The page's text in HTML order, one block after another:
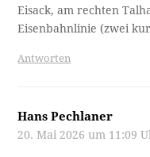
Eisack, am rechten
Eisenbahnlinie (zwei
Antworten
Hans Pechlaner
20. Mai 2026 um 11:09